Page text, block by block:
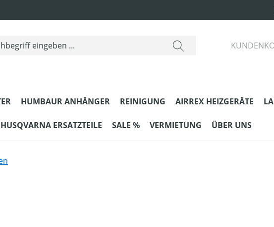
HUMBAUR ANHÄNGER REINIGUNG AIRREX HEIZGERÄTE
HUSQVARNA ERSATZTEILE SALE % VERMIETUNG ÜBER UNS